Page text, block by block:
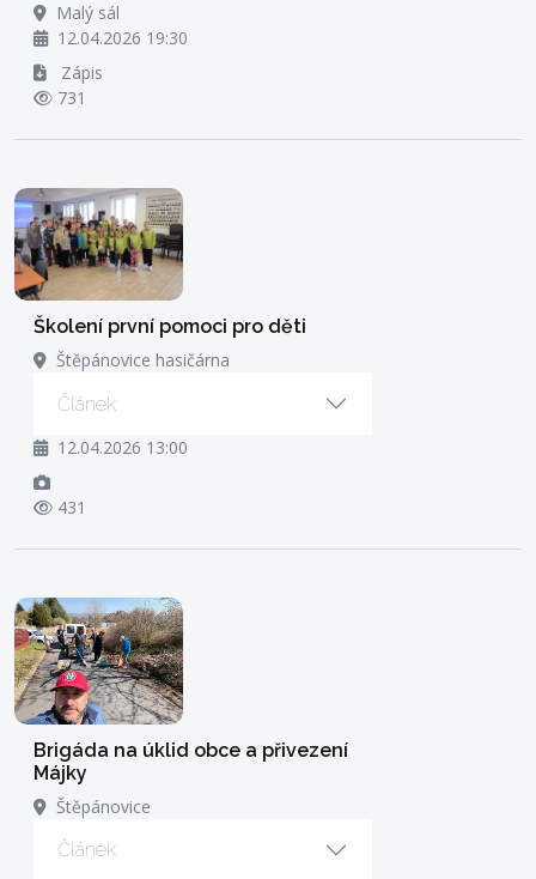
Malý sál
12.04.2026 19:30
Zápis
731
Školení první pomoci pro děti
Štěpánovice hasičárna
Článek
12.04.2026 13:00
431
Brigáda na úklid obce a přivezení
Májky
Štěpánovice
Článek